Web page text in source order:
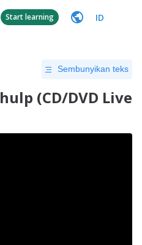
Start learning ID
Sembunyikan teks
(CD/DVD Live